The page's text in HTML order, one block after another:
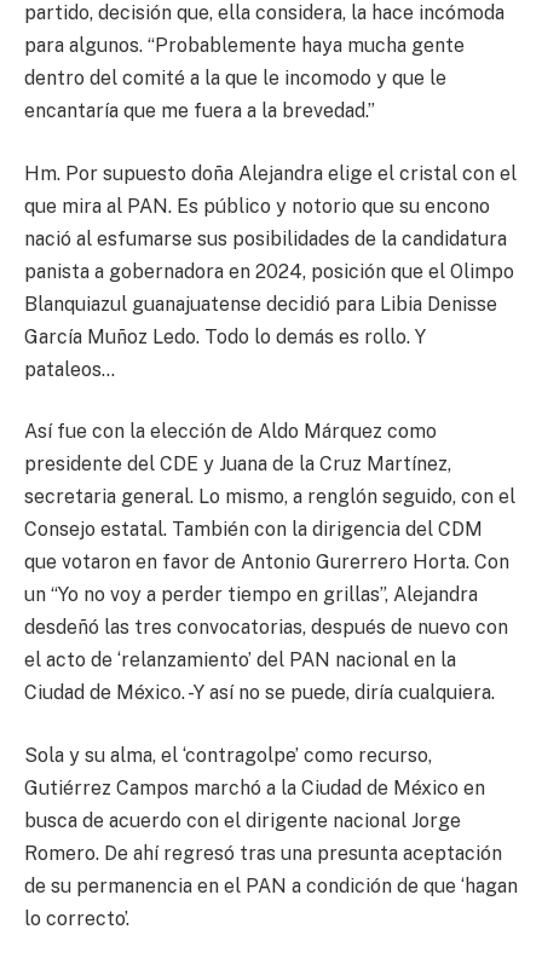
partido, decisión que, ella considera, la hace incómoda
para algunos. “Probablemente haya mucha gente
dentro del comité a la que le incomodo y que le
encantaría que me fuera a la brevedad.”
Hm. Por supuesto doña Alejandra elige el cristal con el
que mira al PAN. Es público y notorio que su encono
nació al esfumarse sus posibilidades de la candidatura
panista a gobernadora en 2024, posición que el Olimpo
Blanquiazul guanajuatense decidió para Libia Denisse
García Muñoz Ledo. Todo lo demás es rollo. Y
pataleos…
Así fue con la elección de Aldo Márquez como
presidente del CDE y Juana de la Cruz Martínez,
secretaria general. Lo mismo, a renglón seguido, con el
Consejo estatal. También con la dirigencia del CDM
que votaron en favor de Antonio Gurerrero Horta. Con
un “Yo no voy a perder tiempo en grillas”, Alejandra
desdeñó las tres convocatorias, después de nuevo con
el acto de ‘relanzamiento’ del PAN nacional en la
Ciudad de México. -Y así no se puede, diría cualquiera.
Sola y su alma, el ‘contragolpe’ como recurso,
Gutiérrez Campos marchó a la Ciudad de México en
busca de acuerdo con el dirigente nacional Jorge
Romero. De ahí regresó tras una presunta aceptación
de su permanencia en el PAN a condición de que ‘hagan
lo correcto’.